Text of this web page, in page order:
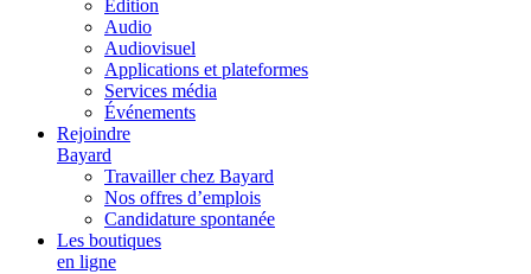
Édition
Audio
Audiovisuel
Applications et plateformes
Services média
Événements
Rejoindre
Bayard
Travailler chez Bayard
Nos offres d’emplois
Candidature spontanée
Les boutiques
en ligne